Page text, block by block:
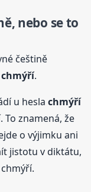
nebo se to
češtině
chmýří.
u heslachmýří
. To znamená, že
o výjimku ani
jistotu v diktátu,